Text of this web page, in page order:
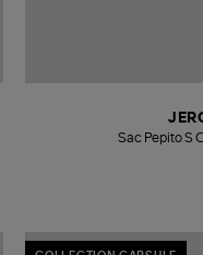
Sac Pepito S